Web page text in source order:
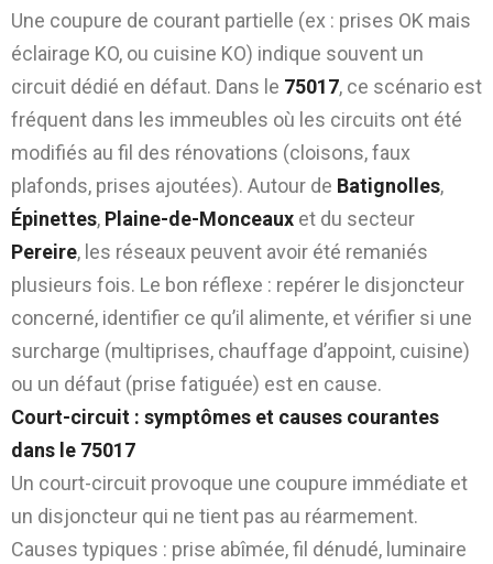
Une coupure de courant partielle (ex : prises OK mais
éclairage KO, ou cuisine KO) indique souvent un
circuit dédié en défaut. Dans le 75017, ce scénario est
fréquent dans les immeubles où les circuits ont été
modifiés au fil des rénovations (cloisons, faux
plafonds, prises ajoutées). Autour de Batignolles,
Épinettes, Plaine-de-Monceaux et du secteur
Pereire, les réseaux peuvent avoir été remaniés
plusieurs fois. Le bon réflexe : repérer le disjoncteur
concerné, identifier ce qu’il alimente, et vérifier si une
surcharge (multiprises, chauffage d’appoint, cuisine)
ou un défaut (prise fatiguée) est en cause.
Court-circuit : symptômes et causes courantes
dans le 75017
Un court-circuit provoque une coupure immédiate et
un disjoncteur qui ne tient pas au réarmement.
Causes typiques : prise abîmée, fil dénudé, luminaire